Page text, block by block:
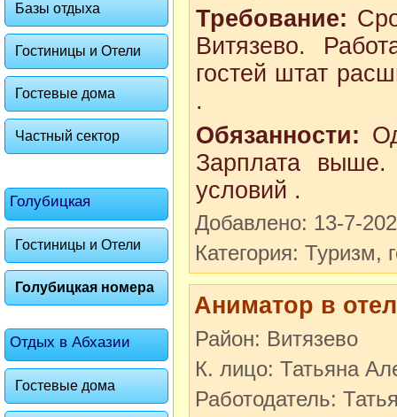
Базы отдыха
Гостиницы и Отели
Гостевые дома
Частный сектор
Голубицкая
Гостиницы и Отели
Голубицкая номера
Отдых в Абхазии
Гостевые дома
Требование:
Витязево.
гостей штат
.
Обязанности:
Зарплата выше.
условий .
Добавлено: 13-7-
Категория: Туризм,
Аниматор в
Район: Витязево
К. лицо: Татьяна
Работодатель: